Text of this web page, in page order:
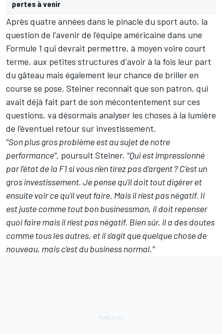
pertes à venir
Après quatre années dans le pinacle du sport auto, la
question de l'avenir de l'équipe américaine dans une
Formule 1 qui devrait permettre, à moyen voire court
terme, aux petites structures d'avoir à la fois leur part
du gâteau mais également leur chance de briller en
course se pose. Steiner reconnaît que son patron, qui
avait déjà fait part de son mécontentement sur ces
questions, va désormais analyser les choses à la lumière
de l'éventuel retour sur investissement.
"Son plus gros problème est au sujet de notre
performance", poursuit Steiner. "Qui est impressionné
par l'état de la F1 si vous n'en tirez pas d'argent ? C'est un
gros investissement. Je pense qu'il doit tout digérer et
ensuite voir ce qu'il veut faire. Mais il n'est pas négatif. Il
est juste comme tout bon businessman, il doit repenser
quoi faire mais il n'est pas négatif. Bien sûr, il a des doutes
comme tous les autres, et il s'agit que quelque chose de
nouveau, mais c'est du business normal."